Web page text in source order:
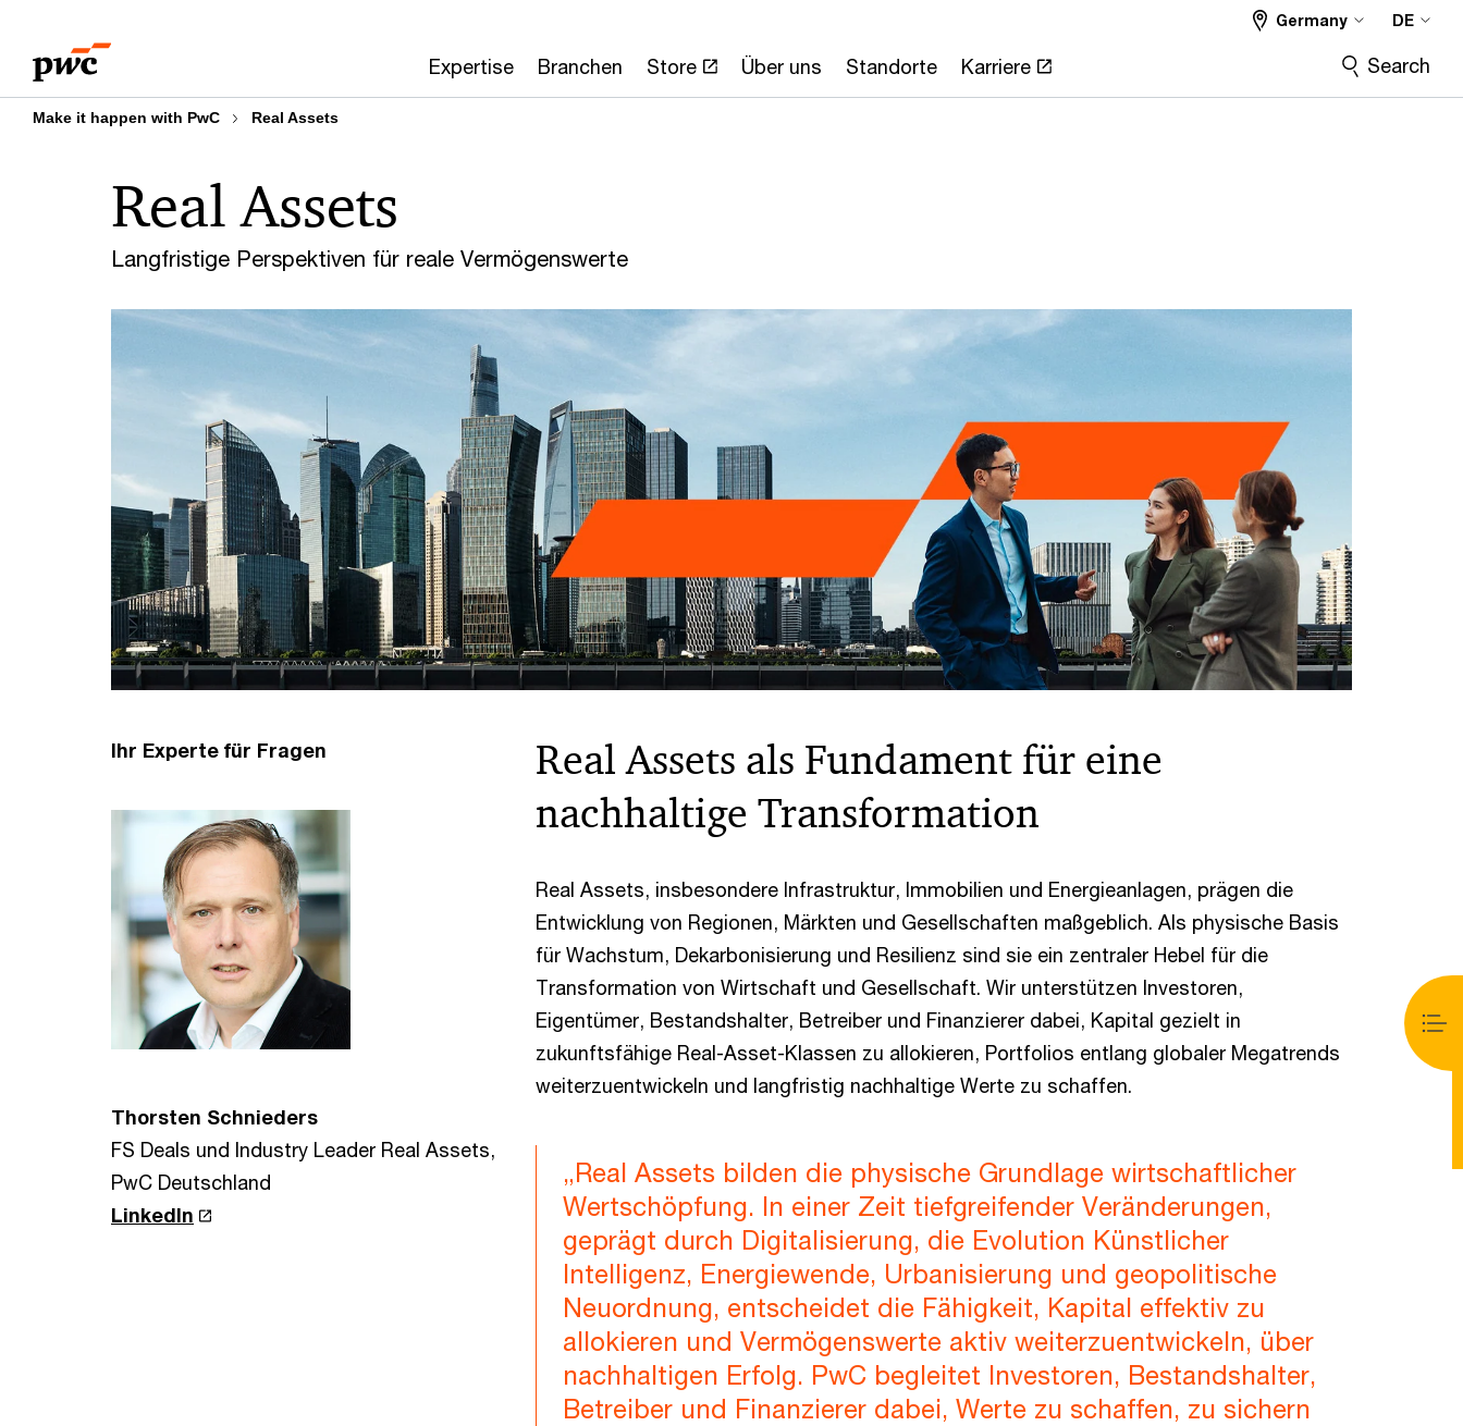
content
footer
Expertise Branchen Store Über uns Standorte Karriere
Germany DE
Search
Make it happen with PwC Real Assets
Langfristige Perspektiven für reale Vermögenswerte
Real Assets
Ihr Experte für Fragen
Thorsten Schnieders
FS Deals und Industry Leader Real Assets,
PwC Deutschland
LinkedIn
Real Assets als Fundament für eine
nachhaltige Transformation
Real Assets, insbesondere Infrastruktur, Immobilien und Energieanlagen, prägen die
Entwicklung von Regionen, Märkten und Gesellschaften maßgeblich. Als physische Basis
für Wachstum, Dekarbonisierung und Resilienz sind sie ein zentraler Hebel für die
Transformation von Wirtschaft und Gesellschaft. Wir unterstützen Investoren,
Eigentümer, Bestandshalter, Betreiber und Finanzierer dabei, Kapital gezielt in
zukunftsfähige Real-Asset-Klassen zu allokieren, Portfolios entlang globaler Megatrends
weiterzuentwickeln und langfristig nachhaltige Werte zu schaffen.
„Real Assets bilden die physische Grundlage wirtschaftlicher
Wertschöpfung. In einer Zeit tiefgreifender Veränderungen,
geprägt durch Digitalisierung, die Evolution Künstlicher
Intelligenz, Energiewende, Urbanisierung und geopolitische
Neuordnung, entscheidet die Fähigkeit, Kapital effektiv zu
allokieren und Vermögenswerte aktiv weiterzuentwickeln, über
nachhaltigen Erfolg. PwC begleitet Investoren, Bestandshalter,
Betreiber und Finanzierer dabei, Werte zu schaffen, zu sichern